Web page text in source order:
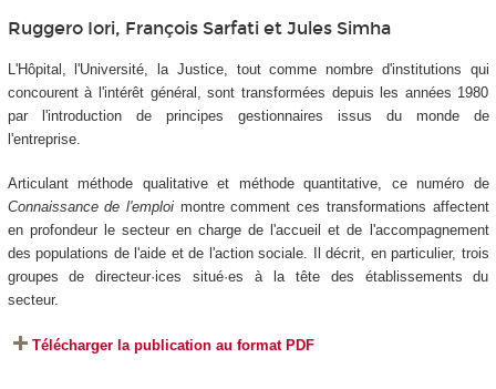
Ruggero Iori, François Sarfati et Jules Simha
L'Hôpital, l'Université, la Justice, tout comme nombre d'institutions qui
concourent à l'intérêt général, sont transformées depuis les années 1980
par l'introduction de principes gestionnaires issus du monde de
l'entreprise.
Articulant méthode qualitative et méthode quantitative, ce numéro de
Connaissance de l'emploimontre comment ces transformations affectent
en profondeur le secteur en charge de l'accueil et de l'accompagnement
des populations de l'aide et de l'action sociale. Il décrit, en particulier, trois
groupes de directeur·ices situé·es à la tête des établissements du
secteur.
Télécharger la publication au format PDF